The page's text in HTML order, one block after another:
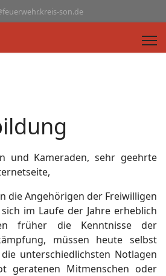
son.de
und Kameraden, sehr geehrte
die Angehörigen der Freiwilligen
im Laufe der Jahre erheblich
früher die Kenntnisse der
müssen heute selbst
unterschiedlichsten Notlagen
geratenen Mitmenschen oder